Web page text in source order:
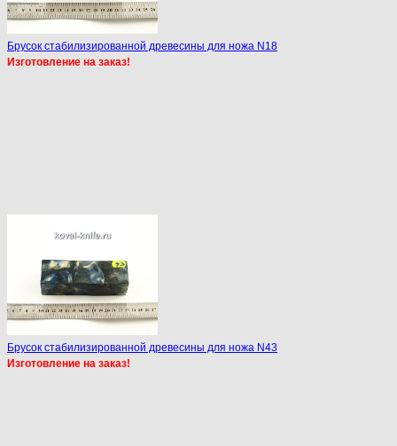
Брусок стабилизированной древесины для ножа N18
Изготовление на заказ!
Брусок стабилизированной древесины для ножа N43
Изготовление на заказ!